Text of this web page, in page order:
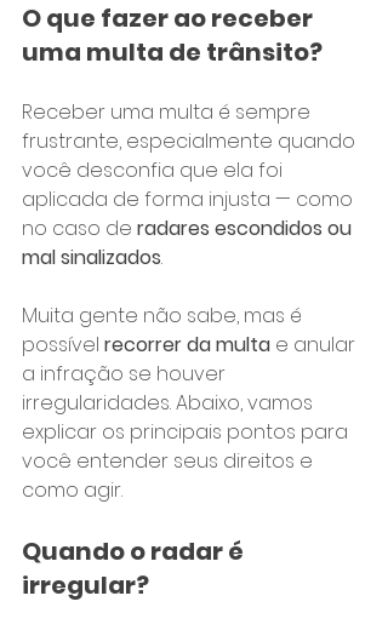
O que fazer ao receber
uma multa de trânsito?
Receber uma multa é sempre
frustrante, especialmente quando
você desconfia que ela foi
aplicada de forma injusta — como
no caso de radares escondidos ou
mal sinalizados.
Muita gente não sabe, mas é
possível recorrer da multa e anular
a infração se houver
irregularidades. Abaixo, vamos
explicar os principais pontos para
você entender seus direitos e
como agir.
Quando o radar é
irregular?